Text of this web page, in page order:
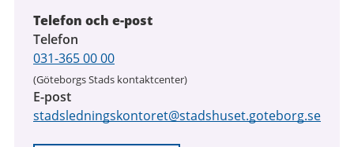
Telefon och e-post
Telefon
031-365 00 00
(Göteborgs Stads kontaktcenter)
E-post
stadsledningskontoret@stadshuset.goteborg.se